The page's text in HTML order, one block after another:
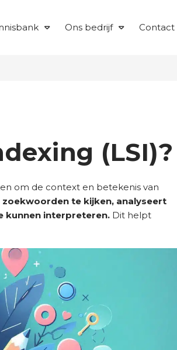
Ons bedrijf Contact
(LSI)?
om de context en betekenis van
zoekwoorden te kijken, analyseert
kunnen interpreteren. Dit helpt